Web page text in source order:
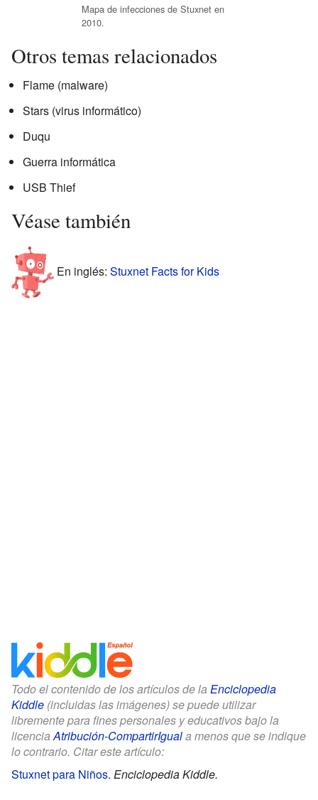
Mapa de infecciones de Stuxnet en
2010.
Otros temas relacionados
Flame (malware)
Stars (virus informático)
Duqu
Guerra informática
USB Thief
Véase también
En inglés: Stuxnet Facts for Kids
Todo el contenido de los artículos de la Enciclopedia
Kiddle (incluidas las imágenes) se puede utilizar
libremente para fines personales y educativos bajo la
licenciaAtribución-CompartirIguala menos que se indique
lo contrario. Citar este artículo:
Stuxnet para Niños. Enciclopedia Kiddle.